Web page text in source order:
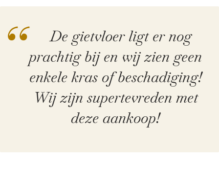
De gietvloer ligt er nog
prachtig bij en wij zien geen
enkele kras of beschadiging!
Wij zijn supertevreden met
deze aankoop!